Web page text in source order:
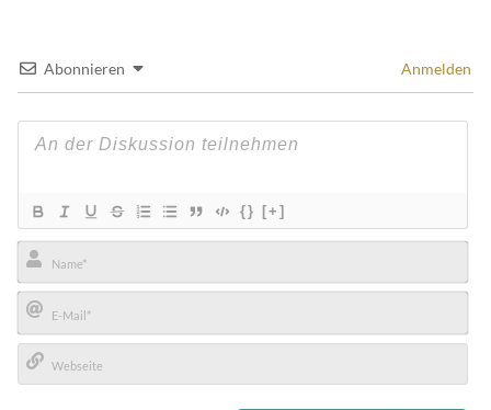
Abonnieren Anmelden
{} [+]
Name*
E-
Mail*